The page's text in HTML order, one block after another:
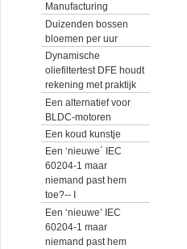
Manufacturing
Duizenden bossen
bloemen per uur
Dynamische
oliefiltertest DFE houdt
rekening met praktijk
Een alternatief voor
BLDC-motoren
Een koud kunstje
Een ‘nieuwe´ IEC
60204-1 maar
niemand past hem
toe?-- I
Een ‘nieuwe’ IEC
60204-1 maar
niemand past hem